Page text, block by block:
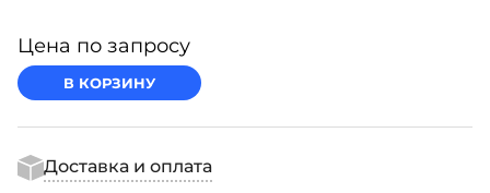
Цена по запросу
В КОРЗИНУ
Доставка и оплата